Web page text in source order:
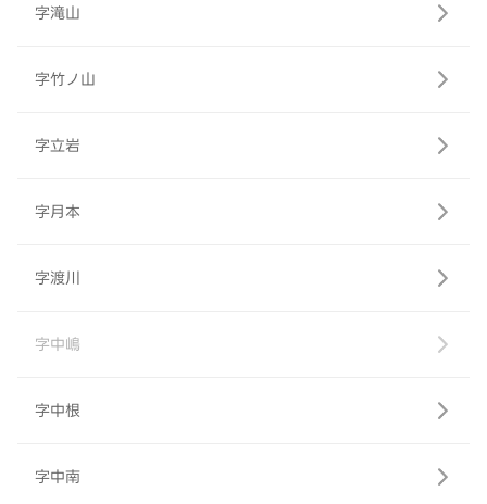
字滝山
字竹ノ山
字立岩
字月本
字渡川
字中嶋
字中根
字中南